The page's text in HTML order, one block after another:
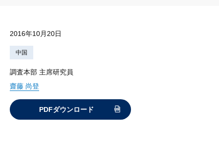
2016年10月20日
中国
調査本部 主席研究員
齋藤 尚登
PDFダウンロード